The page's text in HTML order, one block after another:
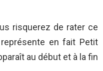
risquerez de rater ce
en fait Petit
au début et à la fin